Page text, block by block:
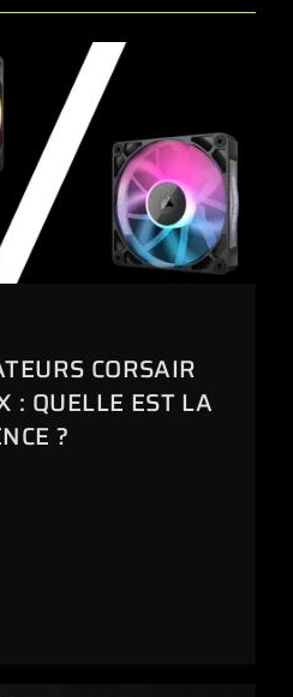
CORSAIR
: QUELLE EST LA
?